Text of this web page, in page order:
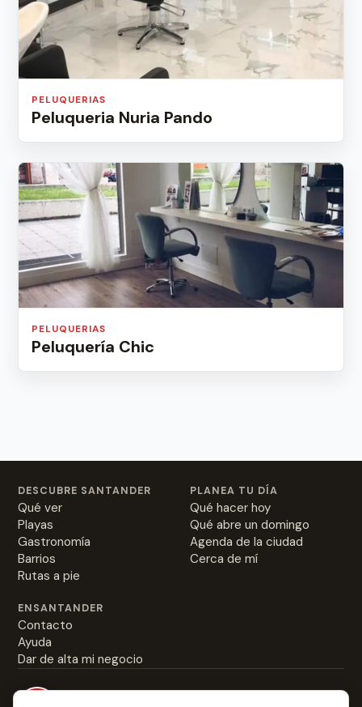
PELUQUERIAS
Peluqueria Nuria Pando
PELUQUERIAS
Peluquería Chic
DESCUBRE SANTANDER
Qué ver
Playas
Gastronomía
Barrios
Rutas a pie
PLANEA TU DÍA
Qué hacer hoy
Qué abre un domingo
Agenda de la ciudad
Cerca de mí
ENSANTANDER
Contacto
Ayuda
Dar de alta mi negocio